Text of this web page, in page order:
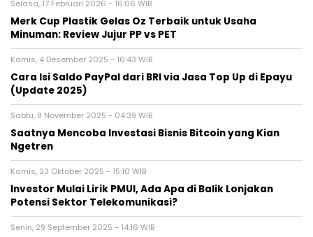
Selasa, 17 Februari 2026 - 16:06 WIB
Merk Cup Plastik Gelas Oz Terbaik untuk Usaha
Minuman: Review Jujur PP vs PET
Kamis, 4 Desember 2025 - 16:43 WIB
Cara Isi Saldo PayPal dari BRI via Jasa Top Up di Epayu
(Update 2025)
Sabtu, 8 November 2025 - 04:39 WIB
Saatnya Mencoba Investasi Bisnis Bitcoin yang Kian
Ngetren
Kamis, 23 Oktober 2025 - 15:10 WIB
Investor Mulai Lirik PMUI, Ada Apa di Balik Lonjakan
Potensi Sektor Telekomunikasi?
Senin, 29 September 2025 - 14:16 WIB